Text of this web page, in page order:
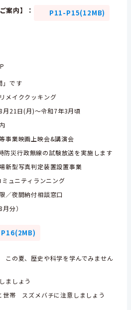
案内】： P11-P15(12MB)
」です
メイククッキング
21日(月)～令和7年3月頃
事業映画上映会&講演会
防災行政無線の試験放送を実施します
新型写真判定装置設置事業
ュニティランニング
／夜間納付相談窓口
分）
P16(2MB)
の夏、歴史や科学を学んでみません
ましょう
帯 スズメバチに注意しましょう